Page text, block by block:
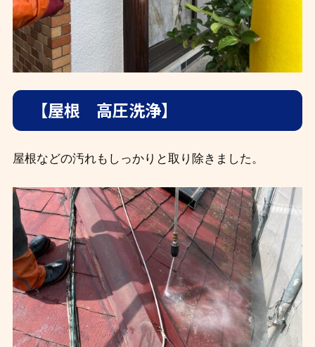
【屋根 高圧洗浄】
屋根などの汚れもしっかりと取り除きました。